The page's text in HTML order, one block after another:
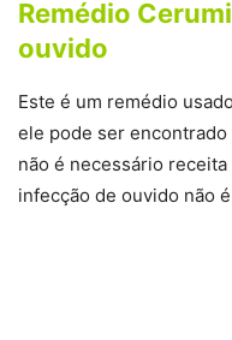
Remédio
ouvido
Este é um remédio
ele pode ser
não é necessário
infecção de ouvido não